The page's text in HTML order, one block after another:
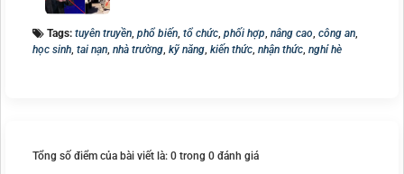
Tags: tuyên truyền, phổ biến, tổ chức, phối hợp, nâng cao, công an,
học sinh, tai nạn, nhà trường, kỹ năng, kiến thức, nhận thức, nghỉ hè
Tổng số điểm của bài viết là: 0 trong 0 đánh giá